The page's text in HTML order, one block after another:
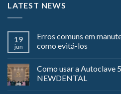
LATEST NEWS
19
jun
Erros comuns em
como evitá-los
Como usar a Autoclave
NEWDENTAL